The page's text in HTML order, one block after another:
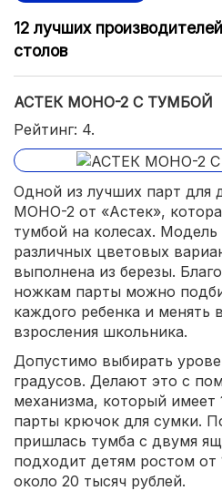
12 лучших
столов
АСТЕК МОНО-2 С ТУМБОЙ
Рейтинг: 4.
Одной из лучших парт для
МОНО-2 от «Астек»,
тумбой на колесах. Модель
различных цветовых
выполнена из березы.
ножкам парты можно
каждого ребенка и менять
взросления школьника.
Допустимо выбирать
градусов. Делают это с
механизма, который имеет
парты крючок для сумки.
пришлась тумба с двумя
подходит детям ростом от
около 20 тысяч рублей.